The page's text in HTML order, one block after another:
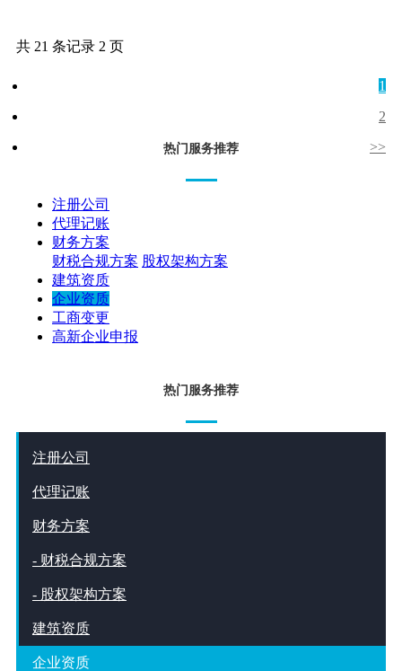
共 21 条记录 2 页
1
2
>>
热门服务推荐
注册公司
代理记账
财务方案
财税合规方案 股权架构方案
建筑资质
企业资质
工商变更
高新企业申报
热门服务推荐
注册公司
代理记账
财务方案
- 财税合规方案
- 股权架构方案
建筑资质
企业资质